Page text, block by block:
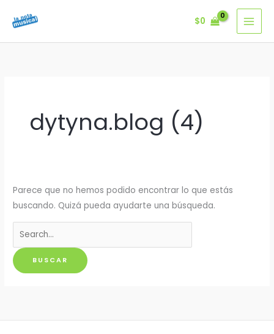
$0
dytyna.blog (4)
Parece que no hemos podido encontrar lo que estás
buscando. Quizá pueda ayudarte una búsqueda.
Buscar
por: